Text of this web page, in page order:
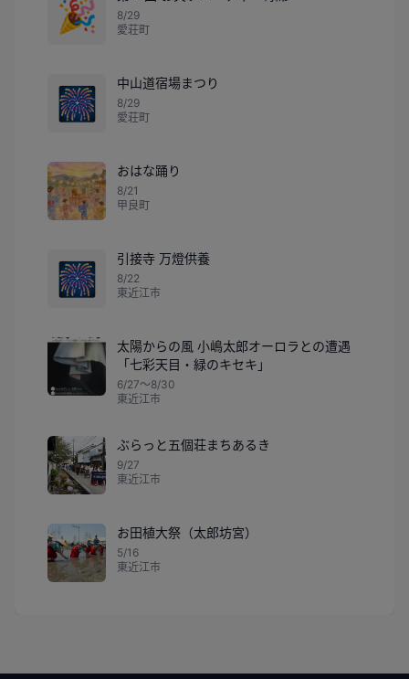
🎉
8/29
愛荘町
🎆
中山道宿場まつり
8/29
愛荘町
おはな踊り
8/21
甲良町
🎆
引接寺 万燈供養
8/22
東近江市
太陽からの風 小嶋太郎オーロラとの遭遇
「七彩天目・緑のキセキ」
6/27〜8/30
東近江市
ぶらっと五個荘まちあるき
9/27
東近江市
お田植大祭（太郎坊宮）
5/16
東近江市